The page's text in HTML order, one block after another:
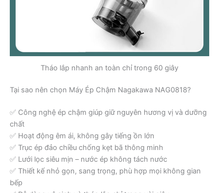
Tháo lắp nhanh an toàn chỉ trong 60 giây
Tại sao nên chọn Máy Ép Chậm Nagakawa NAG0818?
✅ Công nghệ ép chậm giúp giữ nguyên hương vị và dưỡng
chất
✅ Hoạt động êm ái, không gây tiếng ồn lớn
✅ Trục ép đảo chiều chống kẹt bã thông minh
✅ Lưới lọc siêu mịn – nước ép không tách nước
✅ Thiết kế nhỏ gọn, sang trọng, phù hợp mọi không gian
bếp